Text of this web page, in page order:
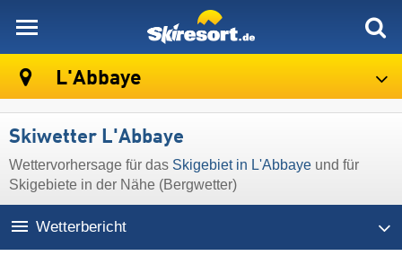
L'Abbaye
Skiwetter L'Abbaye
Wettervorhersage für das Skigebiet in L'Abbaye und für
Skigebiete in der Nähe (Bergwetter)
Wetterbericht